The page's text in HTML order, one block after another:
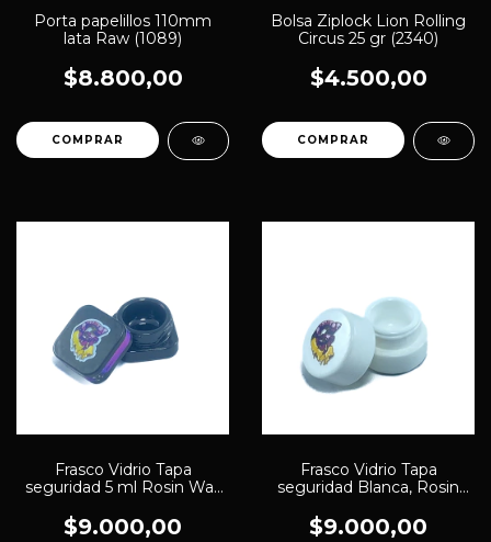
Porta papelillos 110mm
lata Raw (1089)
$8.800,00
Bolsa Ziplock Lion Rolling
Circus 25 gr (2340)
$4.500,00
Frasco Vidrio Tapa
seguridad 5 ml Rosin Wax
$9.000,00
Frasco Vidrio Tapa
seguridad Blanca, Rosin
$9.000,00